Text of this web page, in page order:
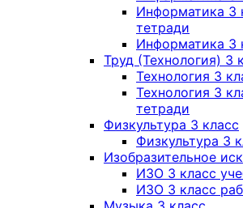
Информатика 3
тетради
Информатика 3
Труд (Технология) 3
Технология 3
Технология 3
тетради
Физкультура 3 класс
Физкультура 3
Изобразительное
ИЗО 3 класс
ИЗО 3 класс